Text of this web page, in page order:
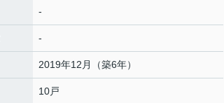
-
-
2019年12月（築6年）
10戸